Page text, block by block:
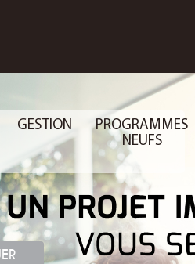
GESTION
PROGRAMMES
NEUFS